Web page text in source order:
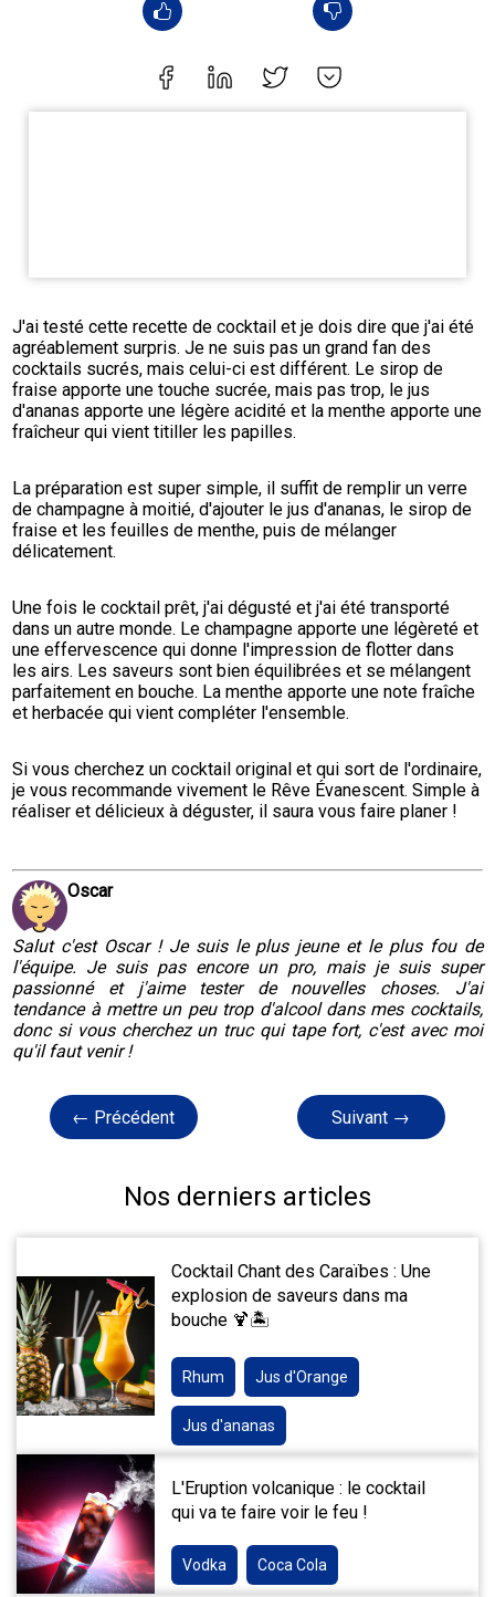
J'ai testé cette recette de cocktail et je dois dire que j'ai été
agréablement surpris. Je ne suis pas un grand fan des
cocktails sucrés, mais celui-ci est différent. Le sirop de
fraise apporte une touche sucrée, mais pas trop, le jus
d'ananas apporte une légère acidité et la menthe apporte une
fraîcheur qui vient titiller les papilles.
La préparation est super simple, il suffit de remplir un verre
de champagne à moitié, d'ajouter le jus d'ananas, le sirop de
fraise et les feuilles de menthe, puis de mélanger
délicatement.
Une fois le cocktail prêt, j'ai dégusté et j'ai été transporté
dans un autre monde. Le champagne apporte une légèreté et
une effervescence qui donne l'impression de flotter dans
les airs. Les saveurs sont bien équilibrées et se mélangent
parfaitement en bouche. La menthe apporte une note fraîche
et herbacée qui vient compléter l'ensemble.
Si vous cherchez un cocktail original et qui sort de l'ordinaire,
je vous recommande vivement le Rêve Évanescent. Simple à
réaliser et délicieux à déguster, il saura vous faire planer !
Oscar
Salut c'est Oscar ! Je suis le plus jeune et le plus fou de
l'équipe. Je suis pas encore un pro, mais je suis super
passionné et j'aime tester de nouvelles choses. J'ai
tendance à mettre un peu trop d'alcool dans mes cocktails,
donc si vous cherchez un truc qui tape fort, c'est avec moi
qu'il faut venir !
← Précédent Suivant →
Nos derniers articles
Cocktail Chant des Caraïbes : Une
explosion de saveurs dans ma
bouche 🍹🏝️
Rhum Jus d'Orange
Jus d'ananas
L'Eruption volcanique : le cocktail
qui va te faire voir le feu !
Vodka Coca Cola